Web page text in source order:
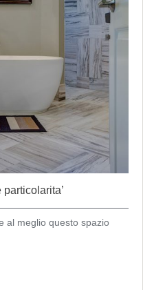
al meglio questo spazio